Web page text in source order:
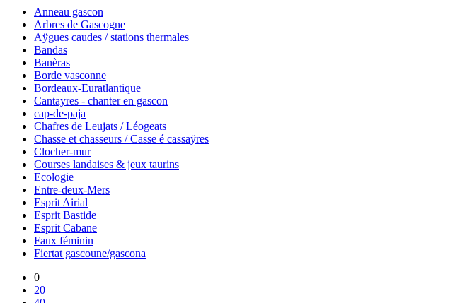
Anneau gascon
Arbres de Gascogne
Aÿgues caudes / stations thermales
Bandas
Banèras
Borde vasconne
Bordeaux-Euratlantique
Cantayres - chanter en gascon
cap-de-paja
Chafres de Leujats / Léogeats
Chasse et chasseurs / Casse é cassaÿres
Clocher-mur
Courses landaises & jeux taurins
Ecologie
Entre-deux-Mers
Esprit Airial
Esprit Bastide
Esprit Cabane
Faux féminin
Fiertat gascoune/gascona
0
20